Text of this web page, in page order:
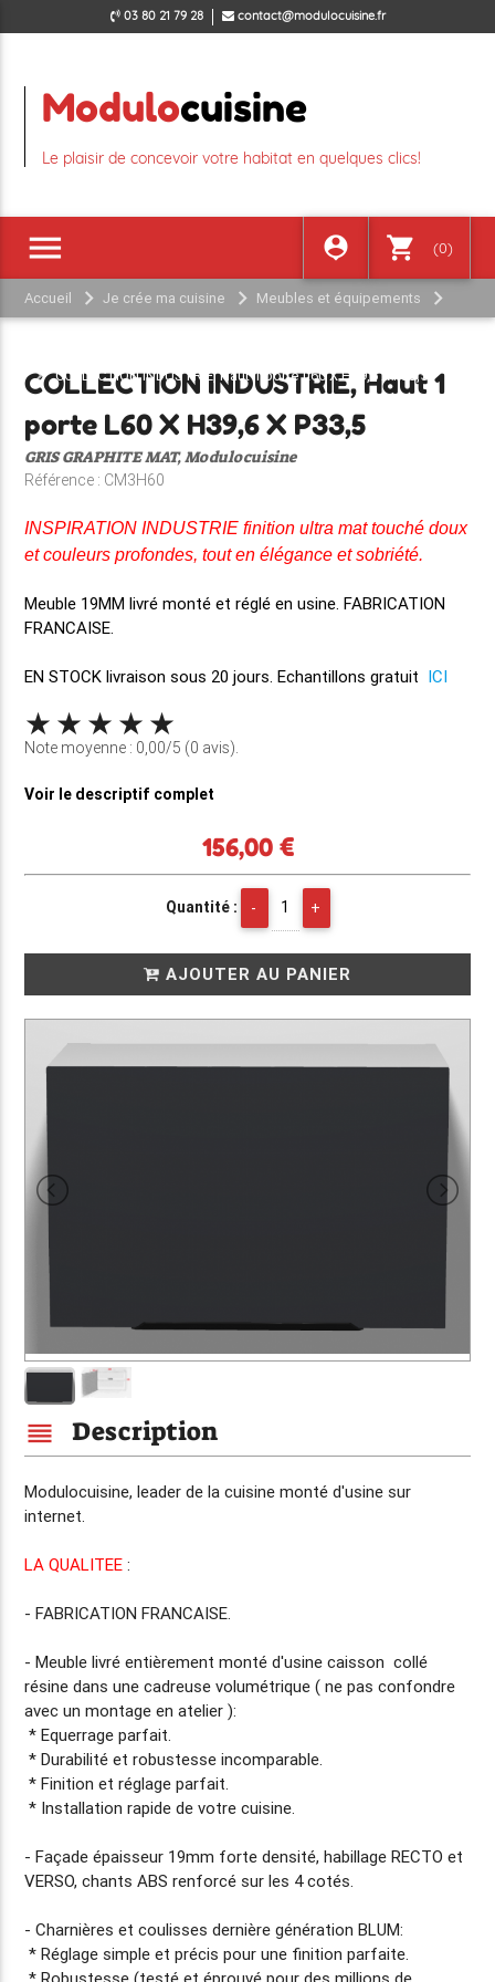
03 80 21 79 28 contact@modulocuisine.fr
Modulocuisine
Le plaisir de concevoir votre habitat en quelques clics!
person_pin shopping_cart (0)
menu
Accueil Je crée ma cuisine Meubles et équipements
COLLECTION INDUSTRIE, Haut 1 porte L60 X H39,6 X P33,5
COLLECTION INDUSTRIE, Haut 1
porte L60 X H39,6 X P33,5
GRIS GRAPHITE MAT, Modulocuisine
Référence : CM3H60
INSPIRATION INDUSTRIE finition ultra mat touché doux
et couleurs profondes, tout en élégance et sobriété.
Meuble 19MMlivré monté et réglé en usine. FABRICATION
FRANCAISE.
EN STOCK livraison sous 20 jours. Echantillons gratuit ICI
Note moyenne : 0,00/5 (0 avis).
Voir le descriptif complet
156,00 €
Quantité :
AJOUTER AU PANIER
reorder Description
Modulocuisine, leader de la cuisinemonté d'usine sur
internet.
LA QUALITEE :
-FABRICATION FRANCAISE.
- Meuble livré entièrementmonté d'usine caisson collé
résine dans une cadreuse volumétrique ( ne pas confondre
avec un montage en atelier ):
* Equerrage parfait.
* Durabilité et robustesse incomparable.
* Finition et réglage parfait.
* Installation rapide de votre cuisine.
- Façadeépaisseur 19mm forte densité, habillage RECTO et
VERSO, chants ABS renforcé sur les 4 cotés.
- Charnières et coulisses dernière génération BLUM:
* Réglage simple et précis pour une finition parfaite.